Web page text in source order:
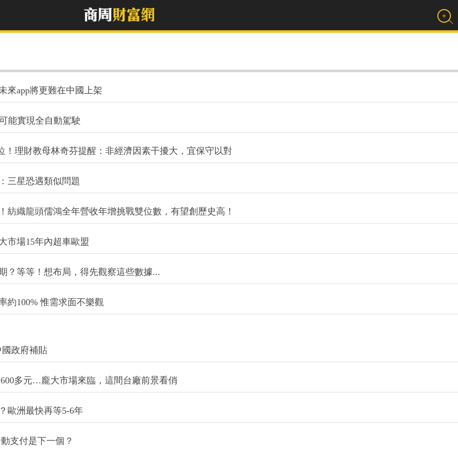
來app將更難在中國上架
能實現全自動駕駛
！理財教母林奇芬提醒：非經濟因素干擾大，宜保守以對
三星恐遇類似問題
紡織龍頭儒鴻全年營收年增挑戰雙位數，有望創歷史高！
市場15年內超車歐盟
100% 惟需求面不樂觀
政府補貼
多元…龐大市場來臨，這間台廠前景看俏